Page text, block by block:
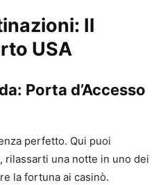
Il
USA
: Porta d’Accesso
perfetto. Qui puoi
rilassarti una notte in uno dei
la fortuna ai casinò.